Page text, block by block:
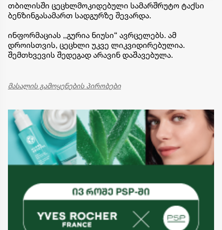
თბილისში ცეცხლმოკიდებული სამარშრუტო ტაქსი
ბენზინგასამართ სადგურზე შევარდა.
ინფორმაციას ,,გურია ნიუსი“ ავრცელებს. ამ
დროისთვის, ცეცხლი უკვე ლიკვიდირებულია.
შემთხვევის შედეგად არავინ დაშავებულა.
მასალის გამოყენების პირობები